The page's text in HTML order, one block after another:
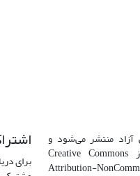
آزاد منتشر می‌شود و
مقالات آن تحت مجوز Creative Commons
Attribution- برای